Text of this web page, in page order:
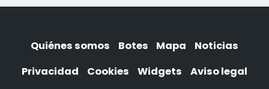
Quiénes somos Botes Mapa
Noticias
Privacidad
Cookies Widgets
Aviso legal